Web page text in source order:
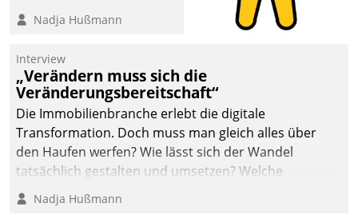
methodisch
Quartier. Dazwischen
zeigte Datatrain, was es
Neues zu bieten hat.
Nadja Hußmann
Interview
„Verändern muss sich die
Veränderungsbereitschaft“
Die Immobilienbranche erlebt die digitale
Transformation. Doch muss man gleich alles über
den Haufen werfen? Wie lässt sich der Wandel
tatsächlich gestalten und umsetzen? Welche
Argumente zählen wirklich?
Nadja Hußmann